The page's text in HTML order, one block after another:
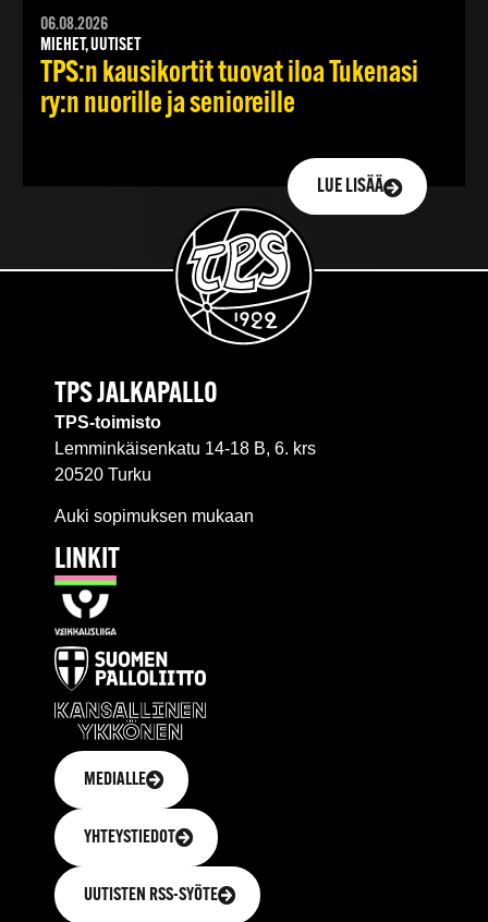
06.08.2026
MIEHET, UUTISET
TPS:n kausikortit tuovat iloa Tukenasi
ry:n nuorille ja senioreille
LUE LISÄÄ
TPS JALKAPALLO
TPS-toimisto
Lemminkäisenkatu 14-18 B, 6. krs
20520 Turku
Auki sopimuksen mukaan
LINKIT
MEDIALLE
YHTEYSTIEDOT
UUTISTEN RSS-SYÖTE